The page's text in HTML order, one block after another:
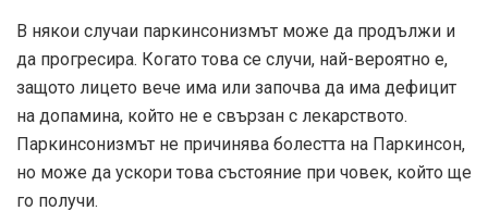
В някои случаи паркинсонизмът може да продължи и
да прогресира. Когато това се случи, най-вероятно е,
защото лицето вече има или започва да има дефицит
на допамина, който не е свързан с лекарството.
Паркинсонизмът не причинява болестта на Паркинсон,
но може да ускори това състояние при човек, който ще
го получи.